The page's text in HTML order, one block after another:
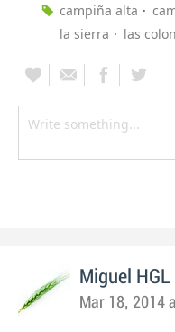
campiña alta
la sierra
las
Miguel HGL
Mar 18, 2014